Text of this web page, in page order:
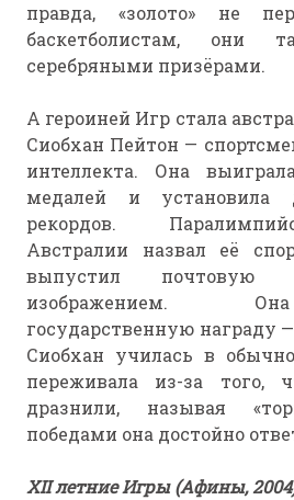
правда, «золото» не
баскетболистам, они
серебряными призёрами.
А героиней Игр стала
Сиобхан Пейтон —
интеллекта. Она
медалей и установила
рекордов.
Австралии назвал её
выпустил
изображением.
государственную награду
Сиобхан училась в
переживала из-за того,
дразнили, называя
победами она достойно
ХII летние Игры (Афины,